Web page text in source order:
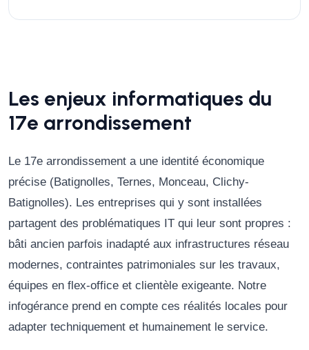
Les enjeux informatiques du
17e arrondissement
Le 17e arrondissement a une identité économique
précise (Batignolles, Ternes, Monceau, Clichy-
Batignolles). Les entreprises qui y sont installées
partagent des problématiques IT qui leur sont propres :
bâti ancien parfois inadapté aux infrastructures réseau
modernes, contraintes patrimoniales sur les travaux,
équipes en flex-office et clientèle exigeante. Notre
infogérance prend en compte ces réalités locales pour
adapter techniquement et humainement le service.